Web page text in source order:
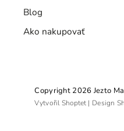
Blog
Ako nakupovať
Copyright 2026 Jezto
VytvořilShoptet | Design